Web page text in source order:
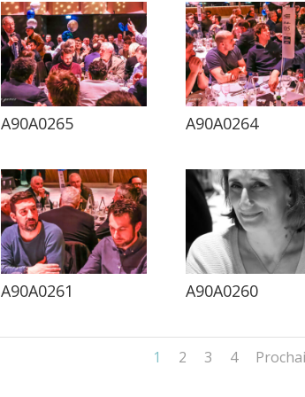
A90A0265 A90A0264
A90A0261 A90A0260
1 2 3 4